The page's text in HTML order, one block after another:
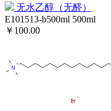
无水乙醇（无醛）
E101513-b500ml 500ml
￥100.00